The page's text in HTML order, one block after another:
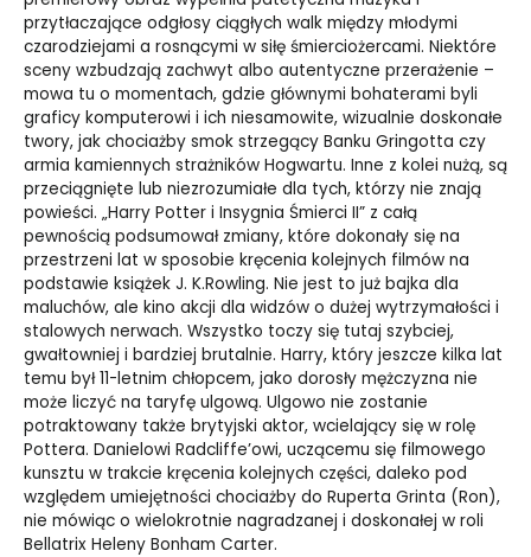
przytłaczające odgłosy ciągłych walk między młodymi
czarodziejami a rosnącymi w siłę śmierciożercami. Niektóre
sceny wzbudzają zachwyt albo autentyczne przerażenie –
mowa tu o momentach, gdzie głównymi bohaterami byli
graficy komputerowi i ich niesamowite, wizualnie doskonałe
twory, jak chociażby smok strzegący Banku Gringotta czy
armia kamiennych strażników Hogwartu. Inne z kolei nużą, są
przeciągnięte lub niezrozumiałe dla tych, którzy nie znają
powieści. „Harry Potter i Insygnia Śmierci II” z całą
pewnością podsumował zmiany, które dokonały się na
przestrzeni lat w sposobie kręcenia kolejnych filmów na
podstawie książek J. K.Rowling. Nie jest to już bajka dla
maluchów, ale kino akcji dla widzów o dużej wytrzymałości i
stalowych nerwach. Wszystko toczy się tutaj szybciej,
gwałtowniej i bardziej brutalnie. Harry, który jeszcze kilka lat
temu był 11-letnim chłopcem, jako dorosły mężczyzna nie
może liczyć na taryfę ulgową. Ulgowo nie zostanie
potraktowany także brytyjski aktor, wcielający się w rolę
Pottera. Danielowi Radcliffe’owi, uczącemu się filmowego
kunsztu w trakcie kręcenia kolejnych części, daleko pod
względem umiejętności chociażby do Ruperta Grinta (Ron),
nie mówiąc o wielokrotnie nagradzanej i doskonałej w roli
Bellatrix Heleny Bonham Carter.